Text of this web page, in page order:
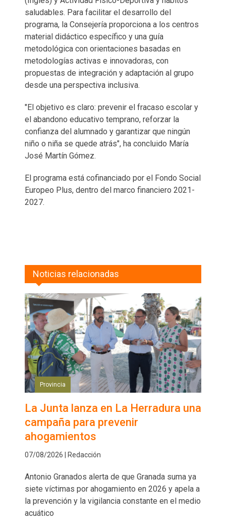
saludables. Para facilitar el desarrollo del
programa, la Consejería proporciona a los centros
material didáctico específico y una guía
metodológica con orientaciones basadas en
metodologías activas e innovadoras, con
propuestas de integración y adaptación al grupo
desde una perspectiva inclusiva.
"El objetivo es claro: prevenir el fracaso escolar y
el abandono educativo temprano, reforzar la
confianza del alumnado y garantizar que ningún
niño o niña se quede atrás", ha concluido María
José Martín Gómez.
El programa está cofinanciado por el Fondo Social
Europeo Plus, dentro del marco financiero 2021-
2027.
Noticias relacionadas
Provincia
La Junta lanza en La Herradura una
campaña para prevenir
ahogamientos
07/08/2026 | Redacción
Antonio Granados alerta de que Granada suma ya
siete víctimas por ahogamiento en 2026 y apela a
la prevención y la vigilancia constante en el medio
acuático